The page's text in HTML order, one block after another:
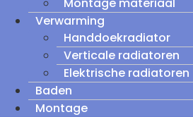
Verwarming
Handdoekradiator
Verticale radiatoren
Elektrische radiatoren
Baden
Montage